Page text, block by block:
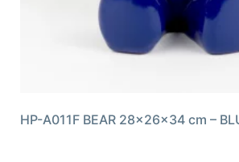
HP-A011F BEAR 28x26x34 cm –